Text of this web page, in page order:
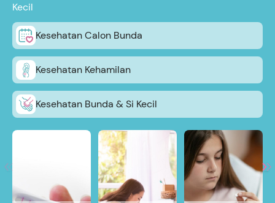
Kecil
Kesehatan Calon Bunda
Kesehatan Kehamilan
Kesehatan Bunda & Si Kecil